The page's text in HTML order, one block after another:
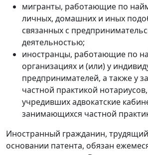
мигранты, работающие по
личных, домашних и иных
связанных с
деятельностью;
иностранцы, работающие по
организациях и (или) у
предпринимателей, а также у
частной практикой
учредивших адвокатские
занимающихся частной
Иностранный гражданин,
основании патента, обязан